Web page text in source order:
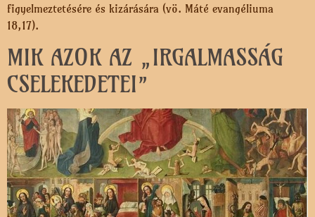
figyelmeztetésére és kizárására (vö. Máté evangéliuma
18,17).
MIK AZOK AZ „IRGALMASSÁG
CSELEKEDETEI”